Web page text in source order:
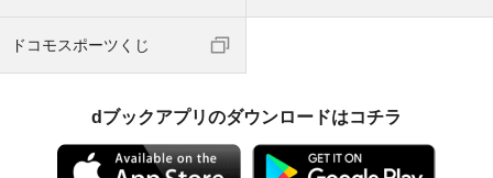
ドコモスポーツくじ
dブックアプリのダウンロードはコチラ